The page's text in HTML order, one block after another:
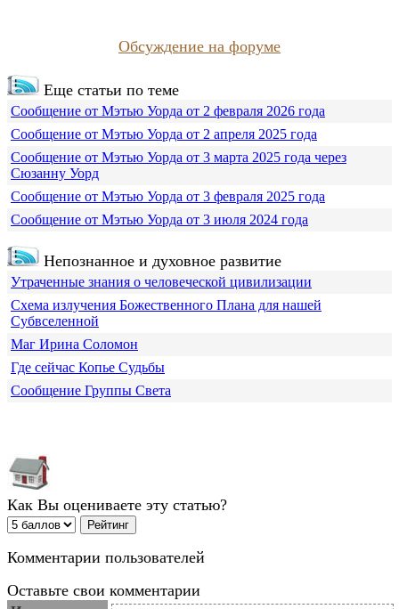
Обсуждение на форуме
Еще статьи по теме
Сообщение от Мэтью Уорда от 2 февраля 2026 года
Сообщение от Мэтью Уорда от 2 апреля 2025 года
Сообщение от Мэтью Уорда от 3 марта 2025 года через
Сюзанну Уорд
Сообщение от Мэтью Уорда от 3 февраля 2025 года
Сообщение от Мэтью Уорда от 3 июля 2024 года
Непознанное и духовное развитие
Утраченные знания о человеческой цивилизации
Схема излучения Божественного Плана для нашей
Субвселенной
Маг Ирина Соломон
Где сейчас Копье Судьбы
Сообщение Группы Света
Как Вы оцениваете эту статью?
Комментарии пользователей
Оставьте свои комментарии